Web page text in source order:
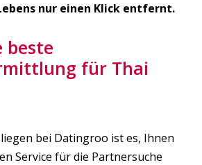
nur einen Klick entfernt.
beste
für Thai
bei Datingroo ist es, Ihnen
Service für die Partnersuche